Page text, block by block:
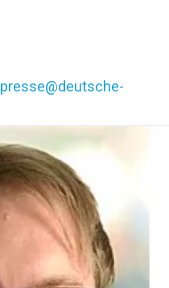
presse@deutsche-